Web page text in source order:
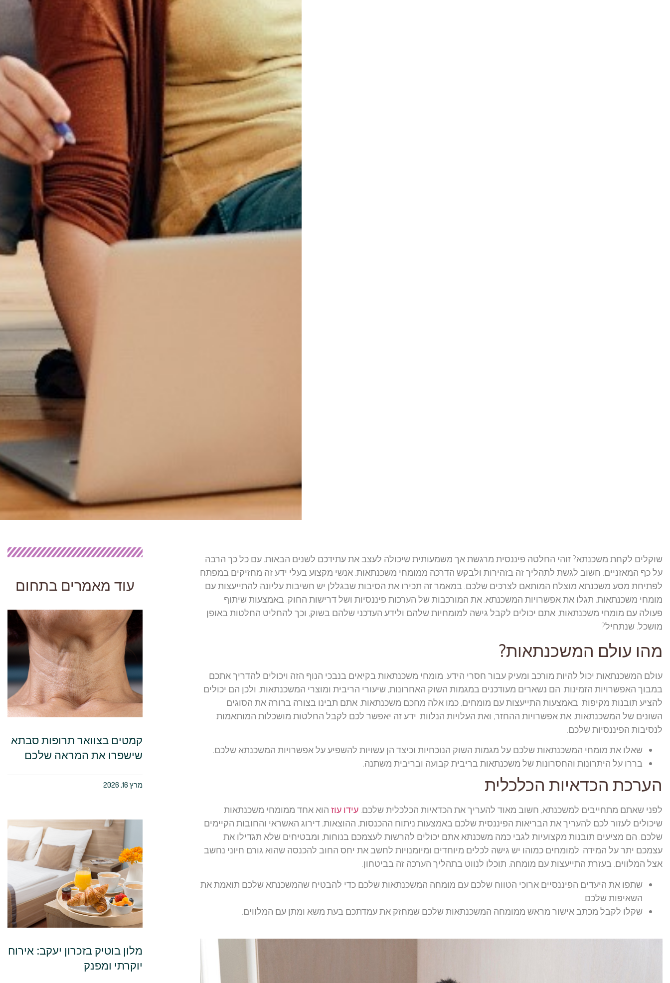
שוקלים לקחת משכנתא? זוהי החלטה פיננסית מרגשת אך משמעותית שיכולה לעצב את עתידכם לשנים הבאות. עם כל כך הרבה
על כף המאזניים, חשוב לגשת לתהליך זה בזהירות ולבקש הדרכה ממומחי משכנתאות. אנשי מקצוע בעלי ידע זה מחזיקים במפתח
לפתיחת מסע משכנתא מוצלח המותאם לצרכים שלכם. במאמר זה תכירו את הסיבות שבגללן יש חשיבות עליונה להתייעצות עם
מומחי משכנתאות. תגלו את אפשרויות המשכנתא, את המורכבות של הערכות פיננסיות ושל דרישות החוק. באמצעות שיתוף
פעולה עם מומחי משכנתאות, אתם יכולים לקבל גישה למומחיות שלהם ולידע העדכני שלהם בשוק, וכך להחליט החלטות באופן
מושכל. שנתחיל?
מהו עולם המשכנתאות?
עולם המשכנתאות יכול להיות מורכב ומעיק עבור חסרי הידע. מומחי משכנתאות בקיאים בנבכי הנוף הזה ויכולים להדריך אתכם
במבוך האפשרויות הזמינות. הם נשארים מעודכנים במגמות השוק האחרונות, שיעורי הריבית ומוצרי המשכנתאות, ולכן הם יכולים
להציע תובנות מקיפות. באמצעות התייעצות עם מומחים, כמו אלה מחכם משכנתאות, אתם תבינו בצורה ברורה את הסוגים
השונים של המשכנתאות, את אפשרויות ההחזר, ואת העלויות הנלוות. ידע זה יאפשר לכם לקבל החלטות מושכלות המותאמות
לנסיבות הפיננסיות שלכם.
שאלו את מומחי המשכנתאות שלכם על מגמות השוק הנוכחיות וכיצד הן עשויות להשפיע על אפשרויות המשכנתא שלכם.
בררו על היתרונות והחסרונות של משכנתאות בריבית קבועה ובריבית משתנה.
הערכת הכדאיות הכלכלית
לפני שאתם מתחייבים למשכנתא, חשוב מאוד להעריך את הכדאיות הכלכלית שלכם. עידו עוז הוא אחד ממומחי משכנתאות
שיכולים לעזור לכם להעריך את הבריאות הפיננסית שלכם באמצעות ניתוח ההכנסות, ההוצאות, דירוג האשראי והחובות הקיימים
שלכם. הם מציעים תובנות מקצועיות לגבי כמה משכנתא אתם יכולים להרשות לעצמכם בנוחות, ומבטיחים שלא תגדילו את
עצמכם יתר על המידה. למומחים כמוהו יש גישה לכלים מיוחדים ומיומנויות לחשב את יחס החוב להכנסה שהוא גורם חיוני נחשב
אצל המלווים. בעזרת התייעצות עם מומחה, תוכלו לנווט בתהליך הערכה זה בביטחון.
שתפו את היעדים הפיננסיים ארוכי הטווח שלכם עם מומחה המשכנתאות שלכם כדי להבטיח שהמשכנתא שלכם תואמת את
השאיפות שלכם.
שקלו לקבל מכתב אישור מראש ממומחה המשכנתאות שלכם שמחזק את עמדתכם בעת משא ומתן עם המלווים.
עוד מאמרים בתחום
קמטים בצוואר תרופות סבתא
שישפרו את המראה שלכם
מרץ 16, 2026
מלון בוטיק בזכרון יעקב: אירוח
יוקרתי ומפנק